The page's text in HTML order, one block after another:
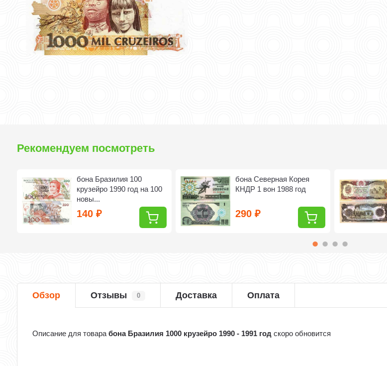
Рекомендуем посмотреть
бона Бразилия 100
крузейро 1990 год на 100
новы...
140₽
бона Северная Корея
КНДР 1 вон 1988 год
290₽
Обзор Отзывы 0 Доставка Оплата
Описание для товарабона Бразилия 1000 крузейро 1990 - 1991 год скоро обновится